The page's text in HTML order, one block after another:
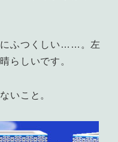
にふつくしい……。左
らしいです。
いこと。